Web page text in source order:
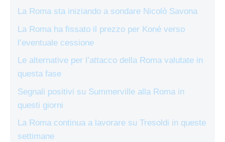
La Roma sta iniziando a sondare Nicolò Savona
La Roma ha fissato il prezzo per Koné verso
l’eventuale cessione
Le alternative per l’attacco della Roma valutate in
questa fase
Segnali positivi su Summerville alla Roma in
questi giorni
La Roma continua a lavorare su Tresoldi in queste
settimane